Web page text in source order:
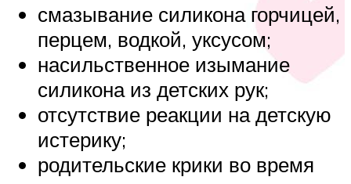
смазывание силикона горчицей,
перцем, водкой, уксусом;
насильственное изымание
силикона из детских рук;
отсутствие реакции на детскую
истерику;
родительские крики во время